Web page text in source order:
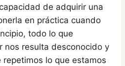
de adquirir una
en práctica cuando
todo lo que
nos resulta desconocido y
lo que estamos